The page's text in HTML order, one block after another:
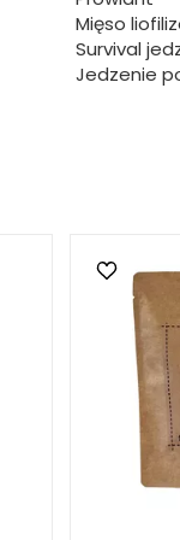
Mięso
Survival
Jedzenie